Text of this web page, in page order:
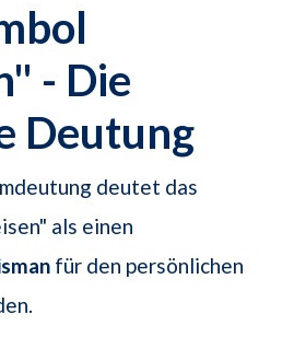
- Die
Deutung
deutet das
als einen
für den persönlichen